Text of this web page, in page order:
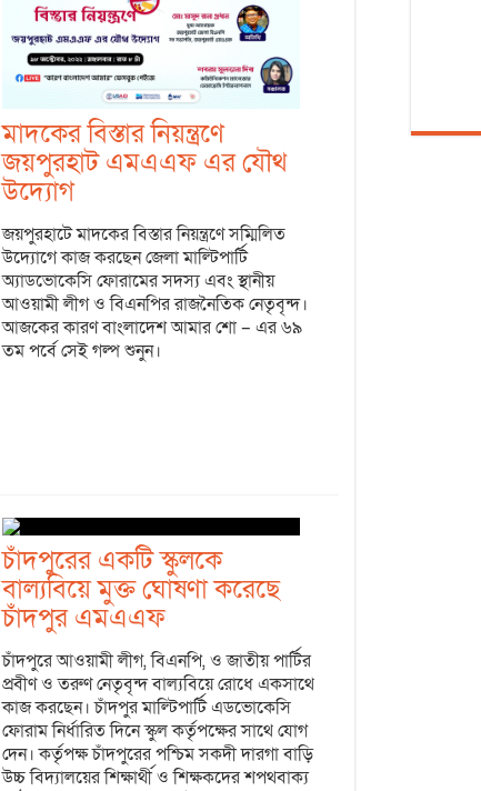
মাদকের বিস্তার নিয়ন্ত্রণে
জয়পুরহাট এমএএফ এর যৌথ
উদ্যোগ
জয়পুরহাটে মাদকের বিস্তার নিয়ন্ত্রণে সম্মিলিত
উদ্যোগে কাজ করছেন জেলা মাল্টিপার্টি
অ্যাডভোকেসি ফোরামের সদস্য এবং স্থানীয়
আওয়ামী লীগ ও বিএনপির রাজনৈতিক নেতৃবৃন্দ।
আজকের কারণ বাংলাদেশ আমার শো – এর ৬৯
তম পর্বে সেই গল্প শুনুন।
চাঁদপুরের একটি স্কুলকে
বাল্যবিয়ে মুক্ত ঘোষণা করেছে
চাঁদপুর এমএএফ
চাঁদপুরে আওয়ামী লীগ, বিএনপি, ও জাতীয় পার্টির
প্রবীণ ও তরুণ নেতৃবৃন্দ বাল্যবিয়ে রোধে একসাথে
কাজ করছেন। চাঁদপুর মাল্টিপার্টি এডভোকেসি
ফোরাম নির্ধারিত দিনে স্কুল কর্তৃপক্ষের সাথে যোগ
দেন। কর্তৃপক্ষ চাঁদপুরের পশ্চিম সকদী দারগা বাড়ি
উচ্চ বিদ্যালয়ের শিক্ষার্থী ও শিক্ষকদের শপথবাক্য